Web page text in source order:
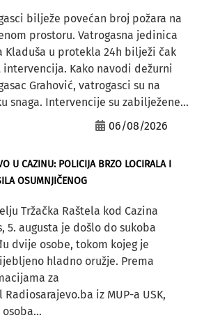
bilježe povećan broj požara na
prostoru. Vatrogasna jedinica
Kladuša u protekla 24h bilježi čak
intervencija. Kako navodi dežurni
Grahović, vatrogasci su na
snaga. Intervencije su zabilježene...
06/08/2026
U CAZINU: POLICIJA BRZO LOCIRALA I
OSUMNJIČENOG
Tržačka Raštela kod Cazina
5. augusta je došlo do sukoba
dvije osobe, tokom kojeg je
hladno oružje. Prema
za
iz MUP-a USK,